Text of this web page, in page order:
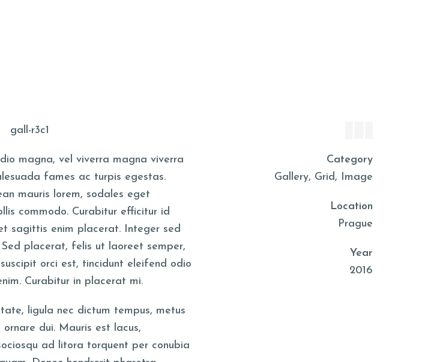
magna, vel viverra magna viverra
fames ac turpis egestas.
mauris lorem, sodales eget
commodo. Curabitur efficitur id
sagittis enim placerat. Integer sed
placerat, felis ut laoreet semper,
orci est, tincidunt eleifend odio
Curabitur in placerat mi.
ligula nec dictum tempus, metus
dui. Mauris est lacus,
ad litora torquent per conubia
Category
Gallery, Grid, Image
Location
Prague
Year
2016